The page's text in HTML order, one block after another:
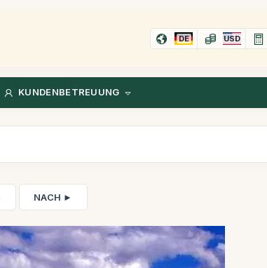
DE USD
KUNDENBETREUUNG
NACH ►